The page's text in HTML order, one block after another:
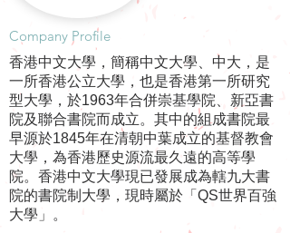
​Company Profile
香港中文大學，簡稱中文大學、中大，是
一所香港公立大學，也是香港第一所研究
型大學，於1963年合併崇基學院、新亞書
院及聯合書院而成立。其中的組成書院最
早源於1845年在清朝中葉成立的基督教會
大學，為香港歷史源流最久遠的高等學
院。香港中文大學現已發展成為轄九大書
院的書院制大學，現時屬於「QS世界百強
大學」。